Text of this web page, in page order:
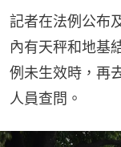
記者在法例公布
內有天秤和地基
例未生效時，再
人員查問。